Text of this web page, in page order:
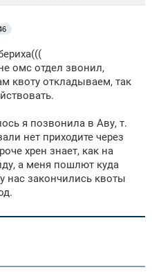
омс отдел звонил,
квоту откладываем, так
я позвонила в Аву, т.
нет приходите через
хрен знает, как на
а меня пошлют куда
нас закончились квоты